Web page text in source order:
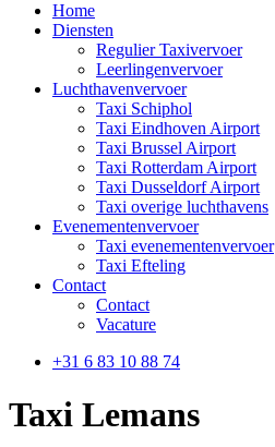
Home
Diensten
Regulier Taxivervoer
Leerlingenvervoer
Luchthavenvervoer
Taxi Schiphol
Taxi Eindhoven Airport
Taxi Brussel Airport
Taxi Rotterdam Airport
Taxi Dusseldorf Airport
Taxi overige luchthavens
Evenementenvervoer
Taxi evenementenvervoer
Taxi Efteling
Contact
Contact
Vacature
+31 6 83 10 88 74
Taxi Lemans